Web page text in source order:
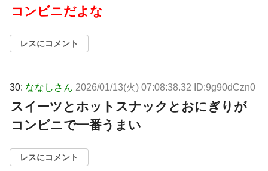
コンビニだよな
レスにコメント
30: ななしさん 2026/01/13(火) 07:08:38.32 ID:9g90dCzn0
スイーツとホットスナックとおにぎりが
コンビニで一番うまい
レスにコメント